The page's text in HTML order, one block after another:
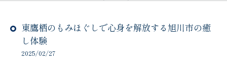
東鷹栖のもみほぐしで心身を解放する旭川市の癒
し体験
2025/02/27